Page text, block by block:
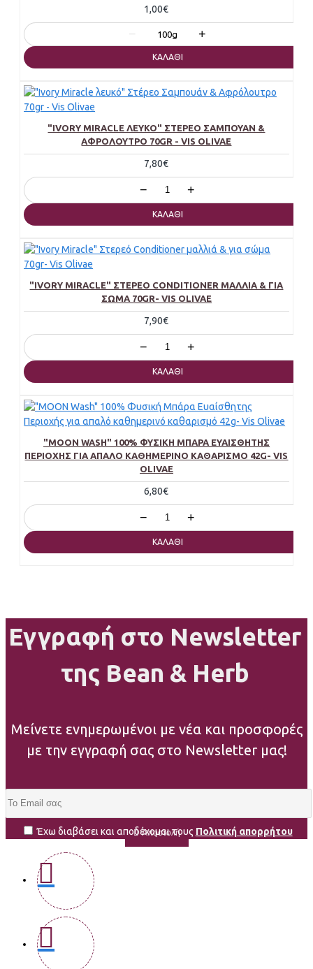
1,00€
− 100g +
ΚΑΛΆΘΙ
"IVORY MIRACLE ΛΕΥΚΌ" ΣΤΈΡΕΟ ΣΑΜΠΟΥΆΝ &
ΑΦΡΌΛΟΥΤΡΟ 70GR - VIS OLIVAE
7,80€
− +
ΚΑΛΆΘΙ
"IVORY MIRACLE" ΣΤΕΡΕΌ CONDITIONER ΜΑΛΛΙΆ & ΓΙΑ
ΣΏΜΑ 70GR- VIS OLIVAE
7,90€
− +
ΚΑΛΆΘΙ
"MOON WASH" 100% ΦΥΣΙΚΉ ΜΠΆΡΑ ΕΥΑΊΣΘΗΤΗΣ
ΠΕΡΙΟΧΉΣ ΓΙΑ ΑΠΑΛΌ ΚΑΘΗΜΕΡΙΝΌ ΚΑΘΑΡΙΣΜΌ 42G- VIS
OLIVAE
6,80€
− +
ΚΑΛΆΘΙ
Εγγραφή στο Newsletter
της Bean & Herb
Μείνετε ενημερωμένοι με νέα και προσφορές
με την εγγραφή σας στο Newsletter μας!
Αποστολή
Έχω διαβάσει και αποδέχομαι τους Πολιτική απορρήτου